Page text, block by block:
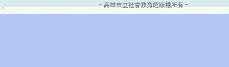
~ 高雄市立社會教育館版權所有 ~